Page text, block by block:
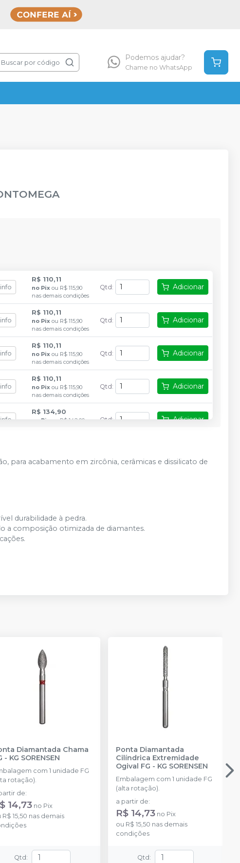
Buscar por código
Podemos ajudar?
Chame no WhatsApp
R$ 110,11
no Pix ou R$ 115,90
nas demais condições
Qtd : Adicionar
R$ 110,11
no Pix ou R$ 115,90
nas demais condições
Qtd : Adicionar
R$ 110,11
no Pix ou R$ 115,90
nas demais condições
Qtd : Adicionar
R$ 110,11
no Pix ou R$ 115,90
nas demais condições
Qtd : Adicionar
R$ 134,90
Pix
R$ 142,00
Qtd: Adicionar
nas demais condições
noPixouR$ 139,00
nas demais condições
para acabamento em zircônia, cerâmicas e dissilicato de
durabilidade à pedra.
a composição otimizada de diamantes.
Diamantada Chama
- KG SORENSEN
com 1 unidade FG
rotação).
de:
14,73 no Pix
R$ 15,50 nas demais
Qtd :
Ponta Diamantada
Cilíndrica Extremidade
Ogival FG - KG SORENSEN
Embalagem com 1 unidade FG
(alta rotação).
a partir de:
R$ 14,73 no Pix
ou R$ 15,50 nas demais
condições
Qtd :